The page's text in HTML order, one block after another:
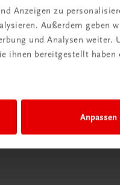
Anzeigen zu
Außerdem geben
und Analysen
ihnen bereitgestellt
Anpassen